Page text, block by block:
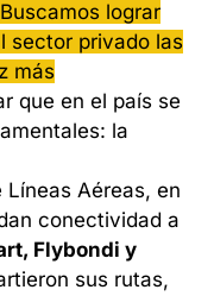
lograr
sector privado las
más
que en el país se
la
Líneas Aéreas, en
conectividad a
Flybondi y
sus rutas,